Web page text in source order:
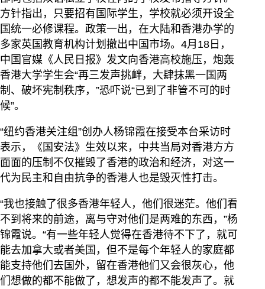
方针指出，只要招有国际学生，学校就必须开设全
国统一必修课程。政策一出，在大陆和香港办学的
多家英国教育机构计划撤出中国市场。4月18日，
中国官媒《人民日报》发文向香港高校施压，炮轰
香港大学学生会“再三发声挑衅，大肆抹黑一国两
制、破坏宪制秩序，”恐吓说“已到了非管不可的时
候”。
“纽约香港关注组”创办人杨锦霞在接受本台采访时
表示，《国安法》生效以来，中共当局对香港方方
面面的压制不仅摧毁了香港的政治和经济，对这一
代为民主和自由抗争的香港人也是毁灭性打击。
“我也接触了很多香港年轻人，他们很迷茫。他们看
不到将来的前途，离与守对他们是两难的东西，”杨
锦霞说。“有一些年轻人觉得在香港待不下了，就可
能去加拿大或者美国，但不是每个年轻人的家庭都
能支持他们去国外，留在香港他们又会很灰心，他
们想做的都不能做了，想发声的都不能发声了。就